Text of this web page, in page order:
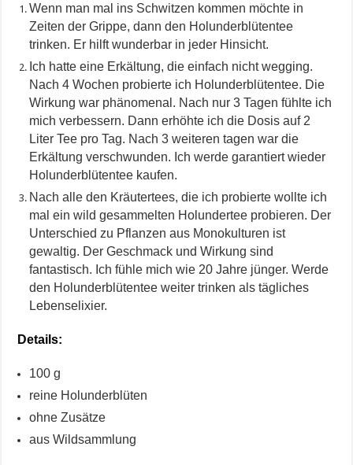
Wenn man mal ins Schwitzen kommen möchte in
Zeiten der Grippe, dann den Holunderblütentee
trinken. Er hilft wunderbar in jeder Hinsicht.
Ich hatte eine Erkältung, die einfach nicht wegging.
Nach 4 Wochen probierte ich Holunderblütentee. Die
Wirkung war phänomenal. Nach nur 3 Tagen fühlte ich
mich verbessern. Dann erhöhte ich die Dosis auf 2
Liter Tee pro Tag. Nach 3 weiteren tagen war die
Erkältung verschwunden. Ich werde garantiert wieder
Holunderblütentee kaufen.
Nach alle den Kräutertees, die ich probierte wollte ich
mal ein wild gesammelten Holundertee probieren. Der
Unterschied zu Pflanzen aus Monokulturen ist
gewaltig. Der Geschmack und Wirkung sind
fantastisch. Ich fühle mich wie 20 Jahre jünger. Werde
den Holunderblütentee weiter trinken als tägliches
Lebenselixier.
Details:
100 g
reine Holunderblüten
ohne Zusätze
aus Wildsammlung